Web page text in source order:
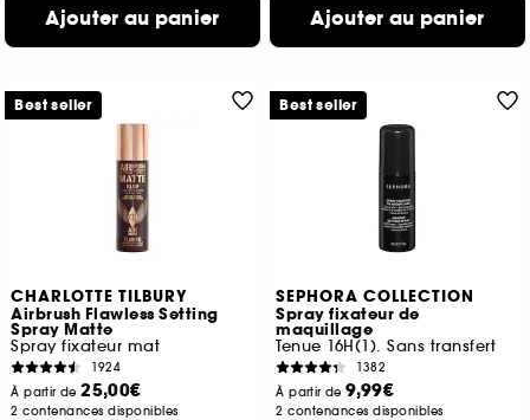
Ajouter au panier Ajouter au panier
CHARLOTTE TILBURY
Airbrush Flawless Setting
Spray Matte
Spray fixateur mat
1924
À partir de25,00€
2 contenances disponibles
Best seller
SEPHORA COLLECTION
Spray fixateur de
maquillage
Tenue 16H(1). Sans transfert
1382
À partir de9,99€
2 contenances disponibles
Best seller